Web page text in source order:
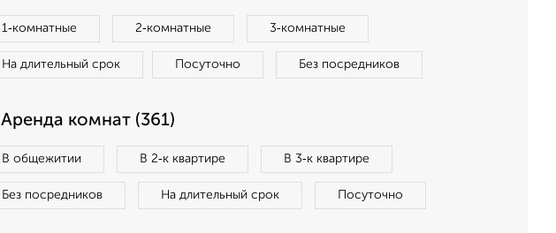
1‑комнатные 2‑комнатные 3‑комнатные
На длительный срок Посуточно Без посредников
Аренда комнат (361)
В общежитии В 2‑к квартире В 3‑к квартире
Без посредников На длительный срок Посуточно